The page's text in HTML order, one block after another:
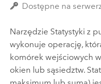
Dostępne na
Narzędzie Statystyki z
wykonuje operację,
komórek wejściowych
okien lub sąsiedztw.